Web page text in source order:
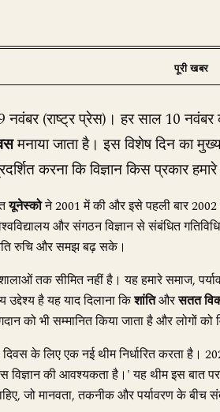
नवंबर (राष्ट्र प्रेस)। हर साल 10 नवंबर
मनाया जाता है। इस विशेष दिन का
करना कि विज्ञान किस प्रकार
यूनेस्कोने 2001 में की और इसे पहली बार 2002
और संगठन विज्ञान से संबंधित
रुचि और समझ बढ़ सके।
तक सीमित नहीं है। यह हमारे समाज,
है यह याद दिलाना किशांतिऔरसतत
को भी सम्मानित किया जाता है और लोगों
के लिए एक नई थीम निर्धारित करता है।
विज्ञान की आवश्यकता है।' यह थीम इस बात
जो मानवता, तकनीक और पर्यावरण के